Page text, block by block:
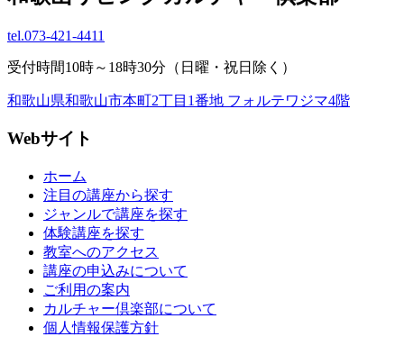
tel.073-421-4411
受付時間10時～18時30分（日曜・祝日除く）
和歌山県和歌山市本町2丁目1番地 フォルテワジマ4階
Webサイト
ホーム
注目の講座から探す
ジャンルで講座を探す
体験講座を探す
教室へのアクセス
講座の申込みについて
ご利用の案内
カルチャー倶楽部について
個人情報保護方針